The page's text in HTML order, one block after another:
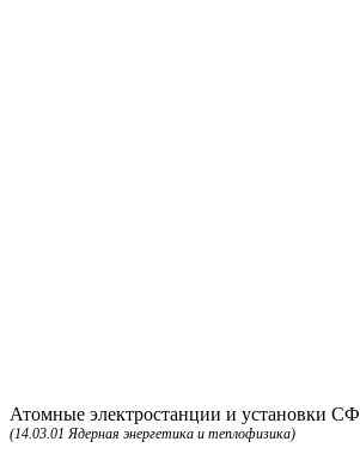
Атомные электростанции и установки СФ
(14.03.01 Ядерная энергетика и теплофизика)